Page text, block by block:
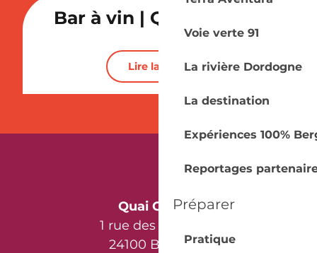
Voie verte 91
La rivière Dordogne
La destination
Expériences 100%
Reportages
Préparer
Pratique
Bar à vin | Quai Cyrano
Lire la suite
Quai Cyrano
1 rue des Récollets
24100 Bergerac